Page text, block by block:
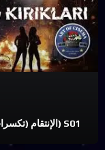
الإنتقام (تكسرات الروح) S01